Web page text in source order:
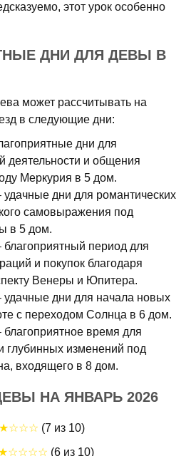
этот урок особенно
ДНИ ДЛЯ ДЕВЫ В
может рассчитывать на
в следующие дни:
дни для
деятельности и общения
Меркурия в 5 дом.
удачные дни для романтических
самовыражения под
в 5 дом.
благоприятный период для
и покупок благодаря
Венеры и Юпитера.
удачные дни для начала новых
с переходом Солнца в 6 дом.
благоприятное время для
глубинных изменений под
входящего в 8 дом.
НА ЯНВАРЬ 2026
(7 из 10)
(6 из 10)